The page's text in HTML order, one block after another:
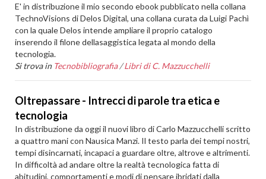
E' in distribuzione il mio secondo ebook pubblicato nella collana
TechnoVisions di Delos Digital, una collana curata da Luigi Pachì
con la quale Delos intende ampliare il proprio catalogo
inserendo il filone dellasaggistica legata al mondo della
tecnologia.
Si trova in Tecnobibliografia /Libri di C. Mazzucchelli
Oltrepassare - Intrecci di parole tra etica e
tecnologia
In distribuzione da oggi il nuovi libro di Carlo Mazzucchelli scritto
a quattro mani con Nausica Manzi. Il testo parla dei tempi nostri,
tempi disincarnati, incapaci a guardare oltre, altrove e altrimenti.
In difficoltà ad andare oltre la realtà tecnologica fatta di
abitudini, comportamenti e modi di pensare ibridati dalla